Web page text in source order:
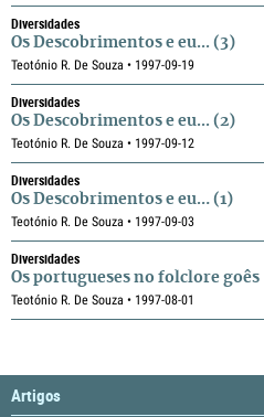
Diversidades
Os Descobrimentos e eu... (3)
Teotónio R. De Souza • 1997-09-19
Diversidades
Os Descobrimentos e eu... (2)
Teotónio R. De Souza • 1997-09-12
Diversidades
Os Descobrimentos e eu… (1)
Teotónio R. De Souza • 1997-09-03
Diversidades
Os portugueses no folclore goês
Teotónio R. De Souza • 1997-08-01
Artigos